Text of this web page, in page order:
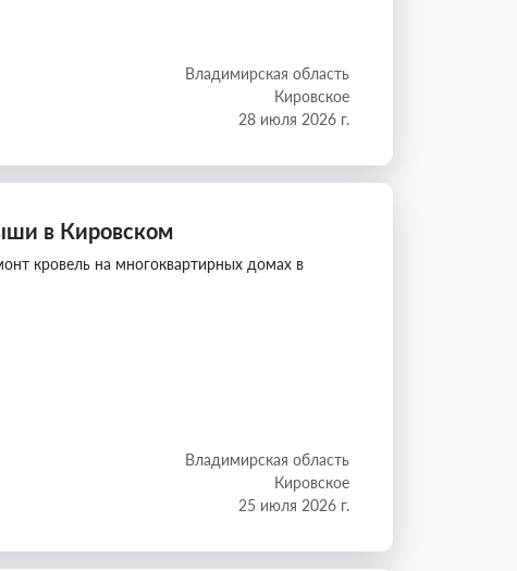
Владимирская область
Кировское
28 июля 2026 г.
в Кировском
кровель на многоквартирных домах в
Владимирская область
Кировское
25 июля 2026 г.